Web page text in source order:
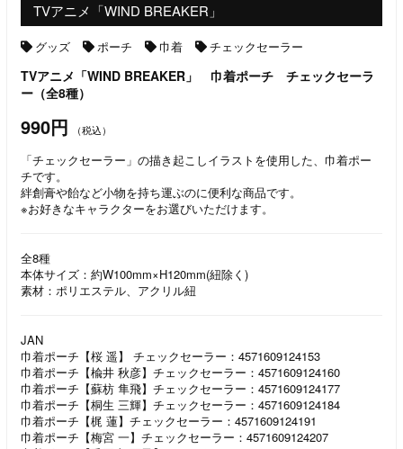
TVアニメ「WIND BREAKER」
グッズ ポーチ 巾着 チェックセーラー
TVアニメ「WIND BREAKER」 巾着ポーチ チェックセーラ
ー（全8種）
990円 （税込）
「チェックセーラー」の描き起こしイラストを使用した、巾着ポー
チです。
絆創膏や飴など小物を持ち運ぶのに便利な商品です。
※お好きなキャラクターをお選びいただけます。
全8種
本体サイズ：約W100mm×H120mm(紐除く)
素材：ポリエステル、アクリル紐
JAN
巾着ポーチ【桜 遥】 チェックセーラー：4571609124153
巾着ポーチ【楡井 秋彦】チェックセーラー：4571609124160
巾着ポーチ【蘇枋 隼飛】チェックセーラー：4571609124177
巾着ポーチ【桐生 三輝】チェックセーラー：4571609124184
巾着ポーチ【梶 蓮】チェックセーラー：4571609124191
巾着ポーチ【梅宮 一】チェックセーラー：4571609124207